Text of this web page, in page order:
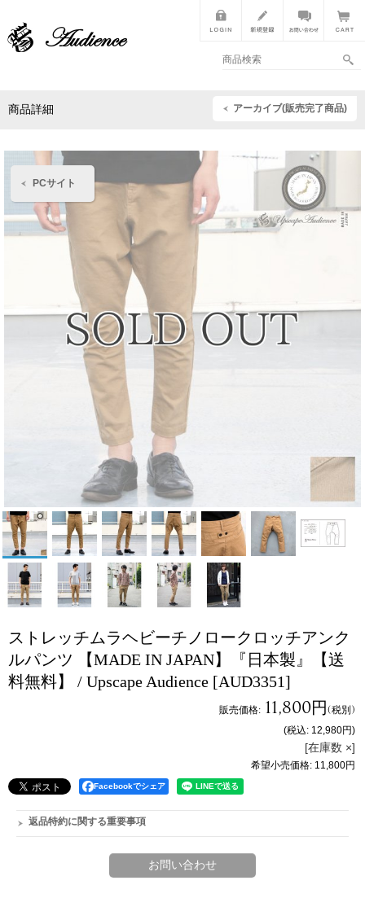
PCサイト
商品詳細 アーカイブ(販売完了商品)
ストレッチムラヘビーチノロークロッチアンク
ルパンツ 【MADE IN JAPAN】『日本製』【送
料無料】 / Upscape Audience [AUD3351]
販売価格: 11,800円(税別)
(税込: 12,980円)
[在庫数 ×]
希望小売価格: 11,800円
Facebookでシェア
返品特約に関する重要事項